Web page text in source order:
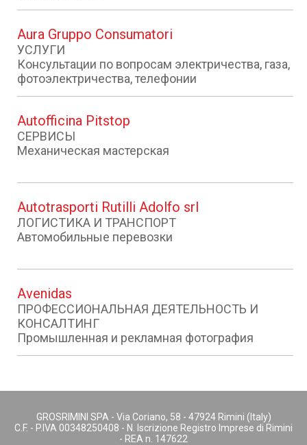
Aura Gruppo Consumatori
УСЛУГИ
Консультации по вопросам электричества, газа,
фотоэлектричества, телефонии
Autofficina Pitstop
СЕРВИСЫ
Механическая мастерская
Autotrasporti Rutilli Adolfo srl
ЛОГИСТИКА И ТРАНСПОРТ
Автомобильные перевозки
Avenidas
ПРОФЕССИОНАЛЬНАЯ ДЕЯТЕЛЬНОСТЬ И
КОНСАЛТИНГ
Промышленная и рекламная фотография
GROSRIMINI SPA - Via Coriano, 58 - 47924 Rimini (Italy)
C.F. - P.IVA 00348250408 - N. Iscrizione Registro Imprese di Rimini
- REA n. 147622